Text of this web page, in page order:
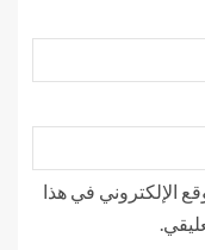
الإلكتروني في هذا